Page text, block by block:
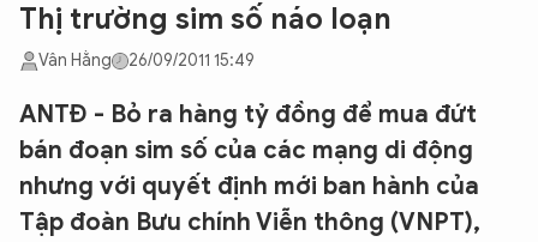
Thị trường sim số náo loạn
Vân Hằng 26/09/2011 15:49
ANTĐ - Bỏ ra hàng tỷ đồng để mua đứt
bán đoạn sim số của các mạng di động
nhưng với quyết định mới ban hành của
Tập đoàn Bưu chính Viễn thông (VNPT),